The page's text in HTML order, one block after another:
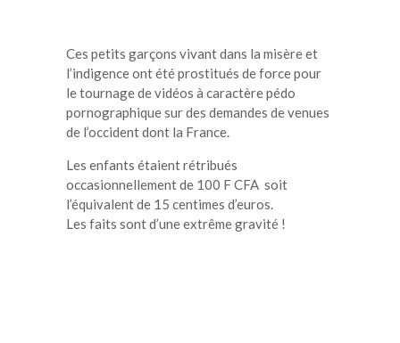
Ces petits garçons vivant dans la misère et
l’indigence ont été prostitués de force pour
le tournage de vidéos à caractère pédo
pornographique sur des demandes de venues
de l’occident dont la France.
Les enfants étaient rétribués
occasionnellement de 100 F CFA soit
l’équivalent de 15 centimes d’euros.
Les faits sont d’une extrême gravité !